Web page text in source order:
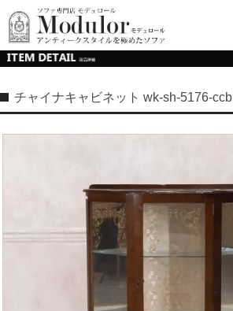
チャイナキャビネット wk-sh-5176-ccb